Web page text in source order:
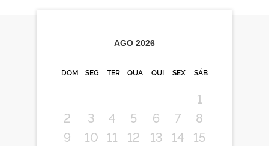
AGO 2026
DOM SEG TER QUA QUI SEX SÁB
1
2
3 4 5 6 7
8
9
10 11 12 13 14
15